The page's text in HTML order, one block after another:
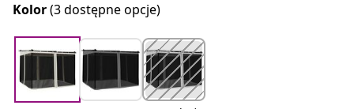
Kolor(3 dostępne opcje)